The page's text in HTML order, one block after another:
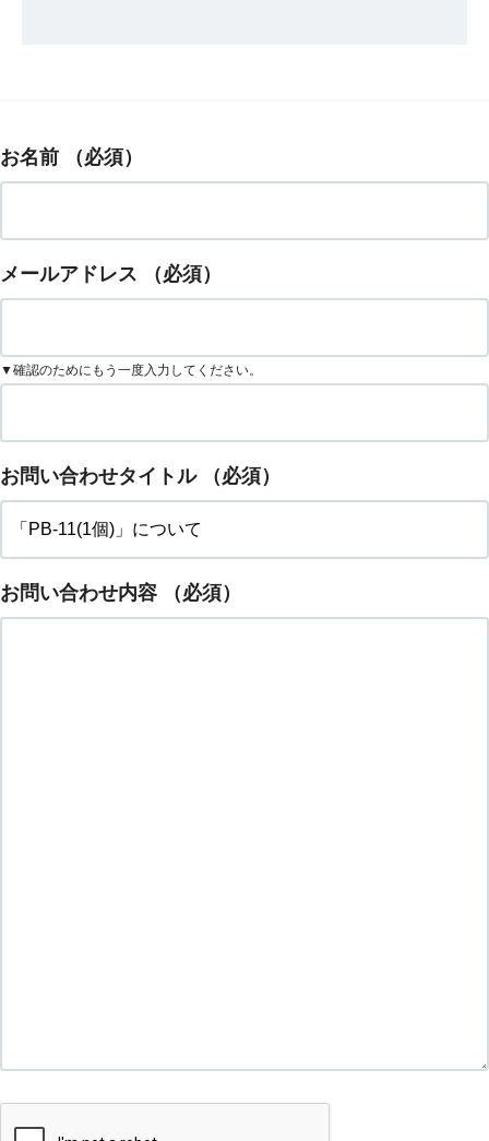
お名前 （必須）
メールアドレス （必須）
▼確認のためにもう一度入力してください。
お問い合わせタイトル （必須）
お問い合わせ内容 （必須）